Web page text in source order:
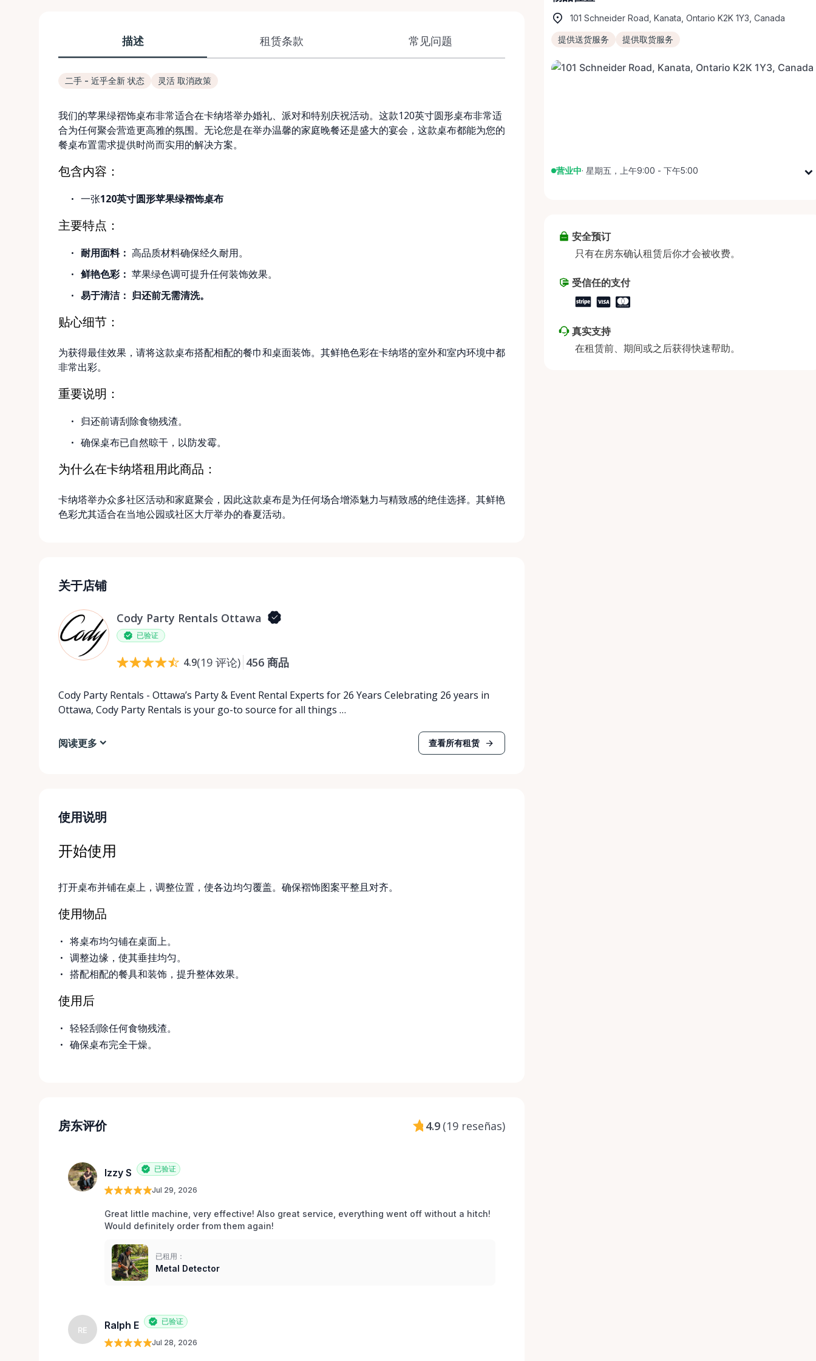
描述 租赁条款 常见问题
二手 - 近乎全新 状态 灵活 取消政策
我们的苹果绿褶饰桌布非常适合在卡纳塔举办婚礼、派对和特别庆祝活动。这款120英寸圆形桌布非常适
合为任何聚会营造更高雅的氛围。无论您是在举办温馨的家庭晚餐还是盛大的宴会，这款桌布都能为您的
餐桌布置需求提供时尚而实用的解决方案。
包含内容：
一张120英寸圆形苹果绿褶饰桌布
主要特点：
耐用面料： 高品质材料确保经久耐用。
鲜艳色彩： 苹果绿色调可提升任何装饰效果。
易于清洁： 归还前无需清洗。
贴心细节：
为获得最佳效果，请将这款桌布搭配相配的餐巾和桌面装饰。其鲜艳色彩在卡纳塔的室外和室内环境中都
非常出彩。
重要说明：
归还前请刮除食物残渣。
确保桌布已自然晾干，以防发霉。
为什么在卡纳塔租用此商品：
卡纳塔举办众多社区活动和家庭聚会，因此这款桌布是为任何场合增添魅力与精致感的绝佳选择。其鲜艳
色彩尤其适合在当地公园或社区大厅举办的春夏活动。
关于店铺
Cody Party Rentals Ottawa
已验证
4.9(19 评论) 456 商品
Cody Party Rentals - Ottawa’s Party & Event Rental Experts for 26 Years Celebrating 26 years in
Ottawa, Cody Party Rentals is your go-to source for all things …
阅读更多 查看所有租赁
使用说明
开始使用
打开桌布并铺在桌上，调整位置，使各边均匀覆盖。确保褶饰图案平整且对齐。
使用物品
将桌布均匀铺在桌面上。
调整边缘，使其垂挂均匀。
搭配相配的餐具和装饰，提升整体效果。
使用后
轻轻刮除任何食物残渣。
确保桌布完全干燥。
房东评价 4.9 (19 reseñas)
Izzy S 已验证
Jul 29, 2026
Great little machine, very effective! Also great service, everything went off without a hitch!
Would definitely order from them again!
已租用：
Metal Detector
RE Ralph E 已验证
Jul 28, 2026
101 Schneider Road, Kanata, Ontario K2K 1Y3, Canada
提供送货服务 提供取货服务
营业中· 星期五，上午9:00 - 下午5:00
星期四
星期五
上午9:00 - 下午5:00
星期六
星期日
安全预订
只有在房东确认租赁后你才会被收费。
受信任的支付
真实支持
在租赁前、期间或之后获得快速帮助。